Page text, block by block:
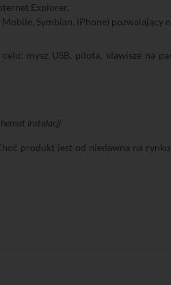
Explorer,
Symbian, iPhone) pozwalający
mysz USB, pilota, klawisze na
instalacji
produkt jest od niedawna na